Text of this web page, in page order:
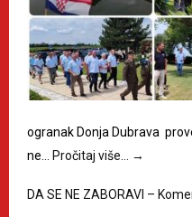
ogranak Donja Dubrava
ne…
Pročitaj više… →
DA SE NE ZABORAVI –